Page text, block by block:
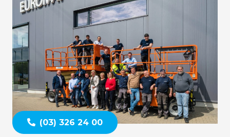
(03) 326 24 00